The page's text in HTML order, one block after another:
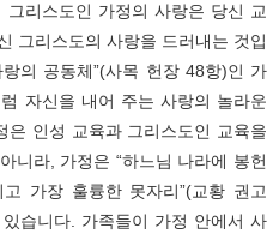
리스도인 가정의 사랑은 당신 교
그리스도의 사랑을 드러내는 것입
의 공동체”(사목 헌장 48항)인 가
자신을 내어 주는 사랑의 놀라운
은 인성 교육과 그리스도인 교육을
니라, 가정은 “하느님 나라에 봉헌
가장 훌륭한 못자리”(교황 권고
습니다. 가족들이 가정 안에서 사